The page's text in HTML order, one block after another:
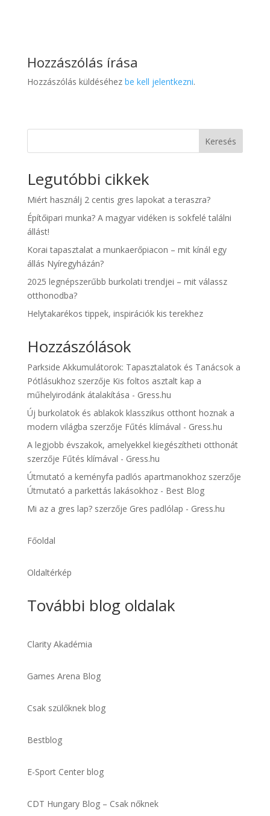
Hozzászólás írása
Hozzászólás küldéséhez be kell jelentkezni.
Keresés
Legutóbbi cikkek
Miért használj 2 centis gres lapokat a teraszra?
Építőipari munka? A magyar vidéken is sokfelé találni
állást!
Korai tapasztalat a munkaerőpiacon – mit kínál egy
állás Nyíregyházán?
2025 legnépszerűbb burkolati trendjei – mit válassz
otthonodba?
Helytakarékos tippek, inspirációk kis terekhez
Hozzászólások
Parkside Akkumulátorok: Tapasztalatok és Tanácsok a
Pótlásukhozszerzője Kis foltos asztalt kap a
műhelyirodánk átalakítása - Gress.hu
Új burkolatok és ablakok klasszikus otthont hoznak a
modern világba szerzője Fűtés klímával - Gress.hu
A legjobb évszakok, amelyekkel kiegészítheti otthonát
szerzője Fűtés klímával - Gress.hu
Útmutató a keményfa padlós apartmanokhozszerzője
Útmutató a parkettás lakásokhoz - Best Blog
Mi az a gres lap?szerzője Gres padlólap - Gress.hu
Főoldal
Oldaltérkép
További blog oldalak
Clarity Akadémia
Games Arena Blog
Csak szülőknek blog
Bestblog
E-Sport Center blog
CDT Hungary Blog – Csak nőknek